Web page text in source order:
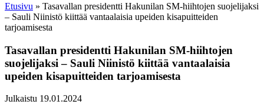
Etusivu » Tasavallan presidentti Hakunilan SM-hiihtojen suojelijaksi
– Sauli Niinistö kiittää vantaalaisia upeiden kisapuitteiden
tarjoamisesta
Tasavallan presidentti Hakunilan SM-hiihtojen
suojelijaksi – Sauli Niinistö kiittää vantaalaisia
upeiden kisapuitteiden tarjoamisesta
Julkaistu 19.01.2024